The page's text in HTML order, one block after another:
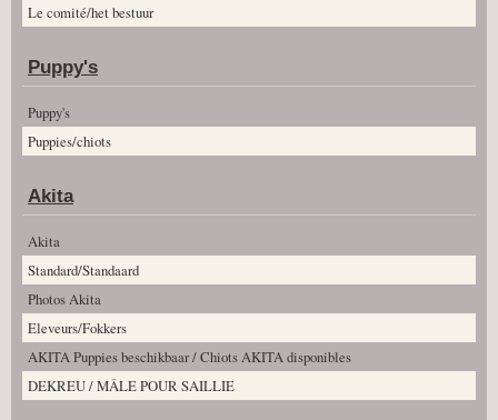
Le comité/het bestuur
Puppy's
Puppy's
Puppies/chiots
Akita
Akita
Standard/Standaard
Photos Akita
Eleveurs/Fokkers
AKITA Puppies beschikbaar / Chiots AKITA disponibles
DEKREU / MÂLE POUR SAILLIE